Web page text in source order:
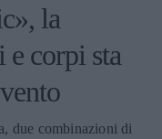
la
e corpi sta
due combinazioni di